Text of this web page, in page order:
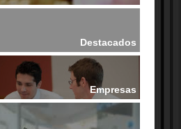
Destacados
Empresas